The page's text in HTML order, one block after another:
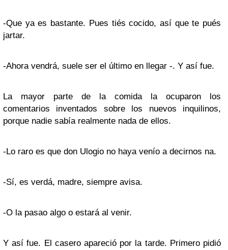
-Que ya es bastante. Pues tiés cocido, así que te pués
jartar.
-Ahora vendrá, suele ser el último en llegar -. Y así fue.
La mayor parte de la comida la ocuparon los
comentarios inventados sobre los nuevos inquilinos,
porque nadie sabía realmente nada de ellos.
-Lo raro es que don Ulogio no haya venío a decirnos na.
-Sí, es verdá, madre, siempre avisa.
-O la pasao algo o estará al venir.
Y así fue. El casero apareció por la tarde. Primero pidió